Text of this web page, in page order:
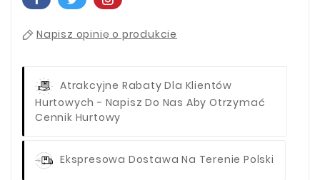
Napisz opinię o produkcie
Atrakcyjne Rabaty Dla Klientów
Hurtowych - Napisz Do Nas Aby Otrzymać
Cennik Hurtowy
Ekspresowa Dostawa Na Terenie Polski